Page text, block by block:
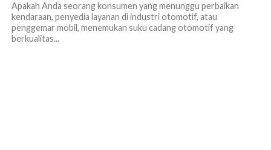
Apakah Anda seorang konsumen yang menunggu perbaikan
kendaraan, penyedia layanan di industri otomotif, atau
penggemar mobil, menemukan suku cadang otomotif yang
berkualitas...